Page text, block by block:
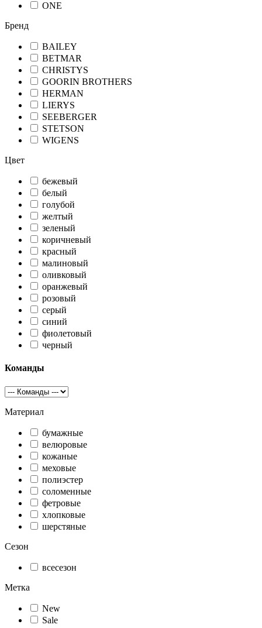
ONE
Бренд
BAILEY
BETMAR
CHRISTYS
GOORIN BROTHERS
HERMAN
LIERYS
SEEBERGER
STETSON
WIGENS
Цвет
бежевый
белый
голубой
желтый
зеленый
коричневый
красный
малиновый
оливковый
оранжевый
розовый
серый
синий
фиолетовый
черный
Команды
Материал
бумажные
велюровые
кожаные
меховые
полиэстер
соломенные
фетровые
хлопковые
шерстяные
Сезон
всесезон
Метка
New
Sale